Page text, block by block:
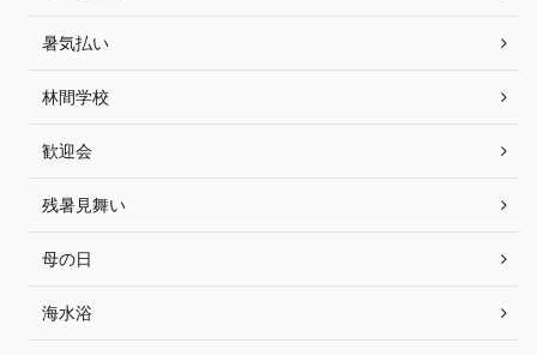
暑気払い
林間学校
歓迎会
残暑見舞い
母の日
海水浴